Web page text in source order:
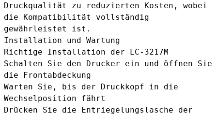
Druckqualität zu reduzierten Kosten, wobei
die Kompatibilität vollständig
gewährleistet ist.
Installation und Wartung
Richtige Installation der LC-3217M
Schalten Sie den Drucker ein und öffnen Sie
die Frontabdeckung
Warten Sie, bis der Druckkopf in die
Wechselposition fährt
Drücken Sie die Entriegelungslasche der